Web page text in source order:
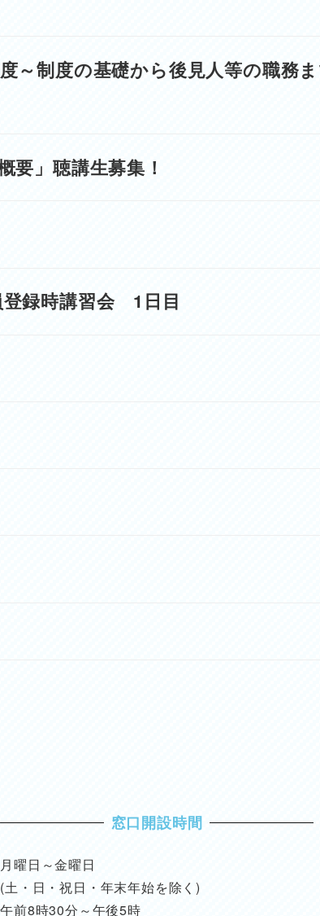
～制度の基礎から後見人等の職務
要」聴講生募集！
登録時講習会 1日目
窓口開設時間
月曜日～金曜日
(土・日・祝日・年末年始を除く)
午前8時30分～午後5時